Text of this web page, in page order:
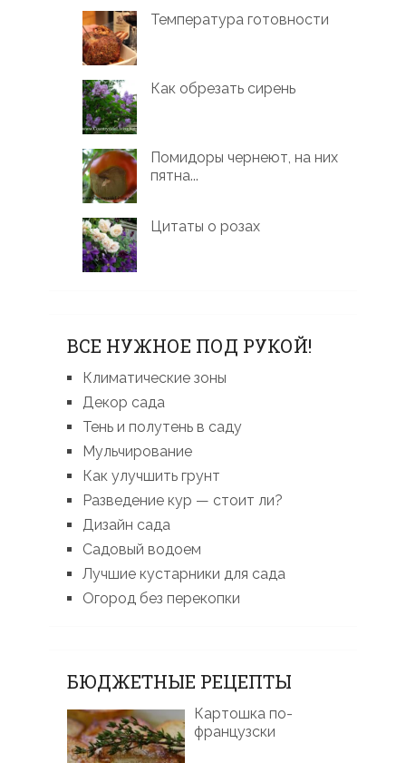
Температура готовности
Как обрезать сирень
Помидоры чернеют, на них
пятна...
Цитаты о розах
ВСЕ НУЖНОЕ ПОД РУКОЙ!
Климатические зоны
Декор сада
Тень и полутень в саду
Мульчирование
Как улучшить грунт
Разведение кур — стоит ли?
Дизайн сада
Садовый водоем
Лучшие кустарники для сада
Огород без перекопки
БЮДЖЕТНЫЕ РЕЦЕПТЫ
Картошка по-
французски